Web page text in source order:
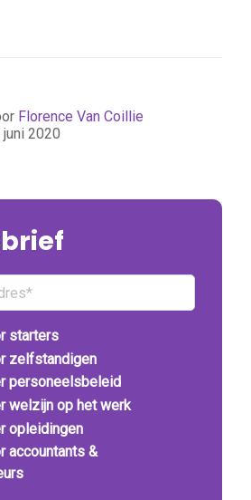
Florence Van Coillie
juni 2020
starters
zelfstandigen
personeelsbeleid
welzijn op het werk
opleidingen
accountants &